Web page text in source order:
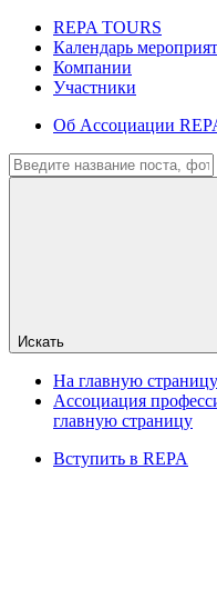
REPA TOURS
Календарь
Компании
Участники
Об Ассоциации
Искать
На главную страницу
Ассоциация
главную страницу
Вступить в REPA